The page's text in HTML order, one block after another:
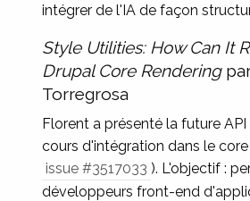
intégrer de l'IA de façon
Style Utilities: How Can It
Drupal Core Rendering
Torregrosa
Florent a présenté la future API
cours d'intégration dans le
issue #3517033 ). L'objectif :
développeurs front-end